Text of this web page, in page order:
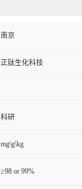
南京
正肽生化科技
科研
mg\g\kg
≥98 or 99%